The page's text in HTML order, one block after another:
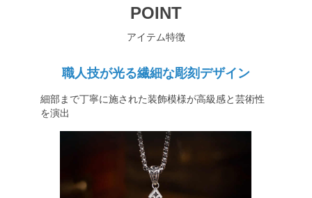
POINT
アイテム特徴
職人技が光る繊細な彫刻デザイン
細部まで丁寧に施された装飾模様が高級感と芸術性
を演出